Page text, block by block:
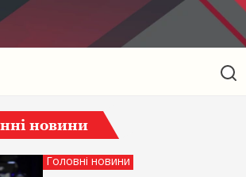
новини
Головні новини